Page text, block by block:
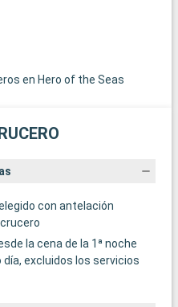
en Hero of the Seas
con antelación
la cena de la 1ª noche
excluidos los servicios